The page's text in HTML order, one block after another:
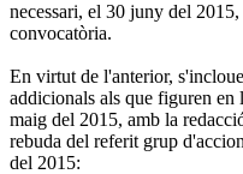
necessari, el 30 juny del
convocatòria.
En virtut de l'anterior,
addicionals als que figuren
maig del 2015, amb la
rebuda del referit grup
del 2015: